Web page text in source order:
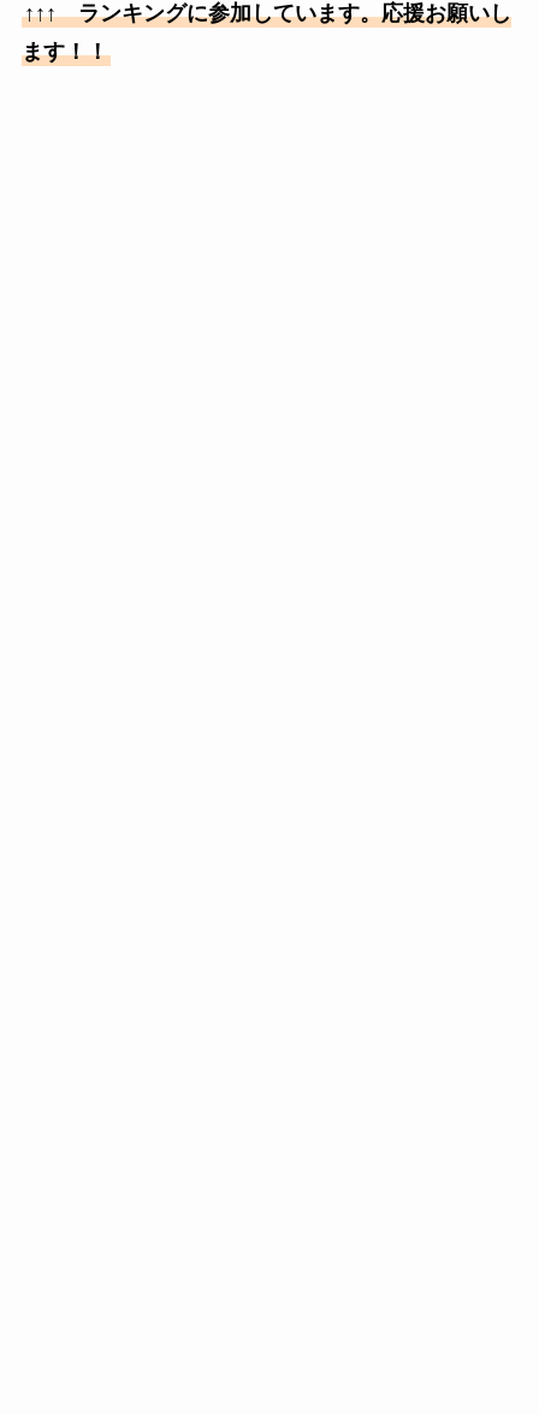
↑↑↑ ランキングに参加しています。応援お願いし
ます！！